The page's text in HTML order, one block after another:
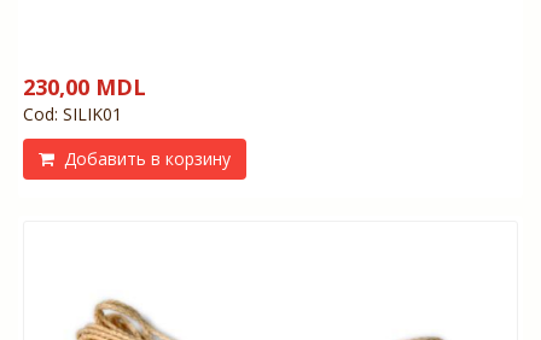
230,00 MDL
Cod: SILIK01
Добавить в корзину